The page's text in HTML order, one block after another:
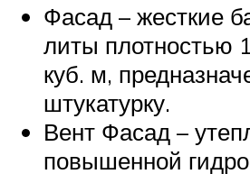
Фасад – жесткие
литы плотностью
куб. м,
штукатурку.
Вент Фасад –
повышенной